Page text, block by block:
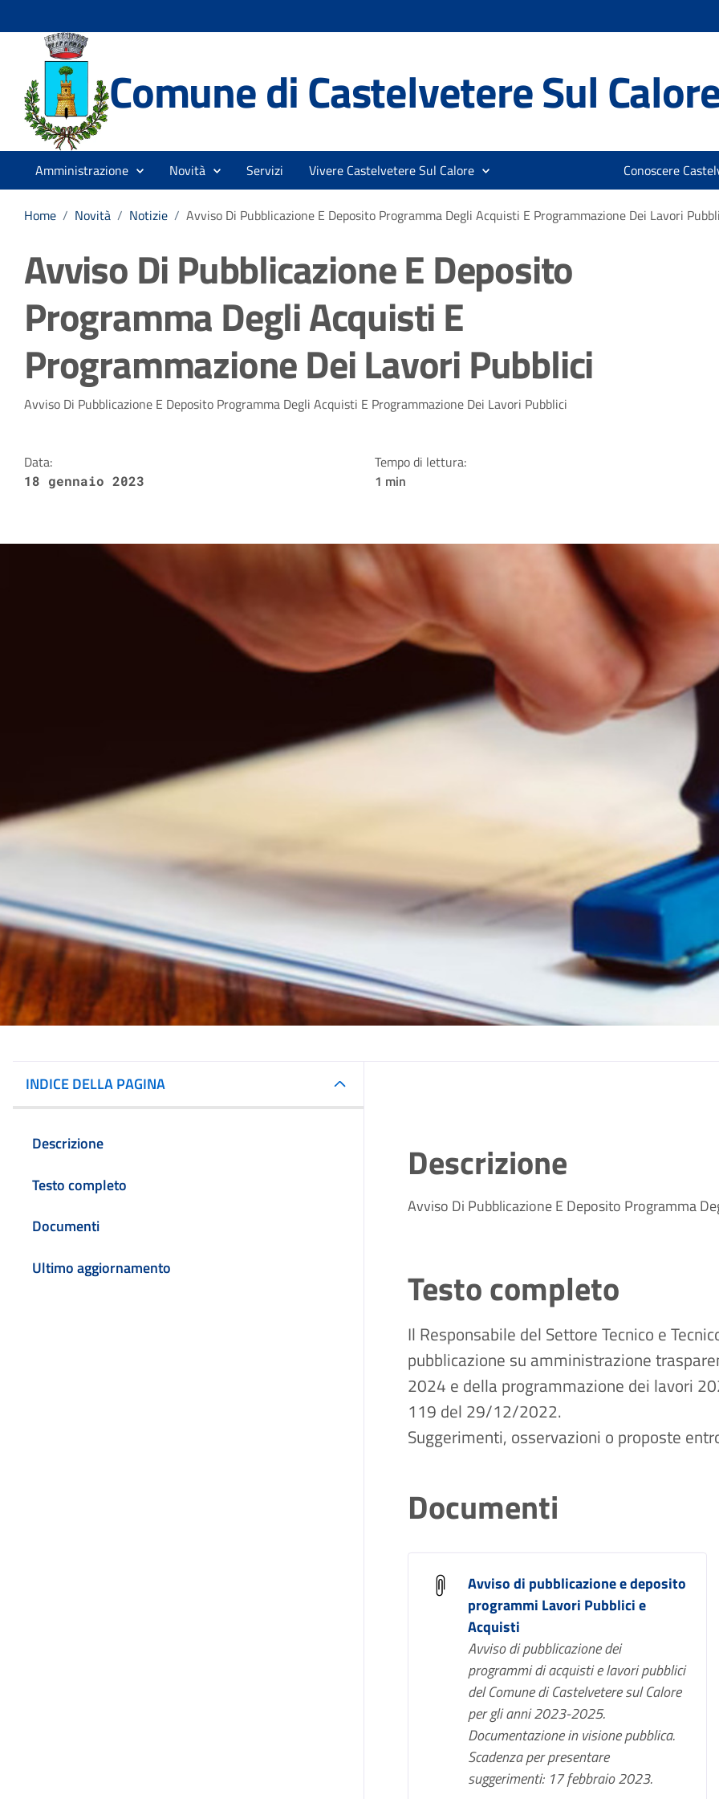
Comune di Castelvetere Sul
Amministrazione Novità Servizi Vivere Castelvetere Sul Calore Conoscere
Home / Novità / Notizie / Avviso Di Pubblicazione E Deposito Programma Degli Acquisti E Programmazione Dei Lavori
Avviso Di Pubblicazione E Deposito
Programma Degli Acquisti E
Programmazione Dei Lavori Pubblici
Dettagli della notizia
Avviso Di Pubblicazione E Deposito Programma Degli Acquisti E Programmazione Dei Lavori Pubblici
Data:
18 gennaio 2023
Tempo di lettura:
1 min
INDICE DELLA PAGINA
Descrizione
Testo completo
Documenti
Ultimo aggiornamento
Descrizione
Avviso Di Pubblicazione E Deposito Programma
Testo completo
Il Responsabile del Settore Tecnico e
pubblicazione su amministrazione
2024 e della programmazione dei lavori
119 del 29/12/2022.
Suggerimenti, osservazioni o proposte
Documenti
Avviso di pubblicazione e deposito
programmi Lavori Pubblici e
Acquisti
Avviso di pubblicazione dei
programmi di acquisti e lavori pubblici
del Comune di Castelvetere sul Calore
per gli anni 2023-2025.
Documentazione in visione pubblica.
Scadenza per presentare
suggerimenti: 17 febbraio 2023.